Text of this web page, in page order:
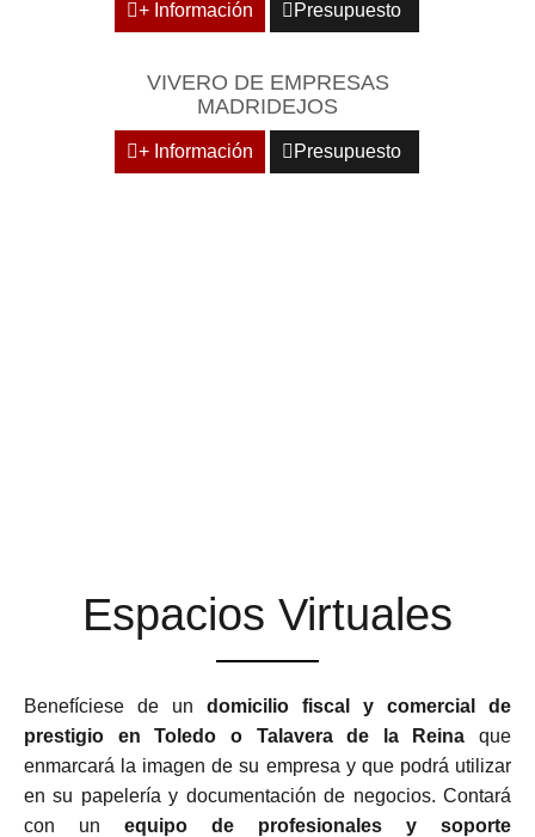
+ Información Presupuesto
VIVERO DE EMPRESAS
MADRIDEJOS
+ Información Presupuesto
Espacios Virtuales
Benefíciese de un domicilio fiscal y comercial de
prestigio en Toledo o Talavera de la Reina que
enmarcará la imagen de su empresa y que podrá utilizar
en su papelería y documentación de negocios. Contará
con un equipo de profesionales y soporte